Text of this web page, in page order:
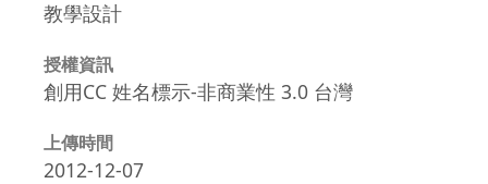
教學設計
授權資訊
創用CC 姓名標示-非商業性 3.0 台灣
上傳時間
2012-12-07